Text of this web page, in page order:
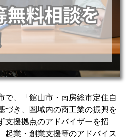
で、「館山市・南房総市定住自
づき、圏域内の商工業の振興を
支援拠点のアドバイザーを招
起業・創業支援等のアドバイス